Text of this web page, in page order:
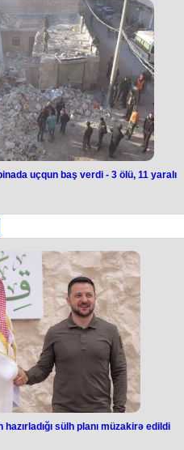
qarşısını yalnız mən ala bilərəm.
prezidenti Donald Tramp deyib.
ki, bütün dünyanı məhv etməyə
Və inanıram ki, bunu edə
o, ABŞ-ın Cənubi Karolina ştatında
zamanı bildirib.
cü ildə ABŞ prezidenti seçkilərində
vəziyyəti sabitləşdirmək niyyətindədir. O
sahibi Co Baydenin administrasiyası
qarşısını almaq iqtidarında deyil.
- 3 ölü, 11 yaralı
3 nəfər ölüb, 11 nəfər yaralanıb.
zamanı baş verib. Dağıntılar
bələdiyyə işçiləri olduğu bildirilir.
şəxslərdən biri polis polkovnikidir.
uçqun baş verdi - 3 ölü, 11 yaralı
sülh planı müzakirə edildi